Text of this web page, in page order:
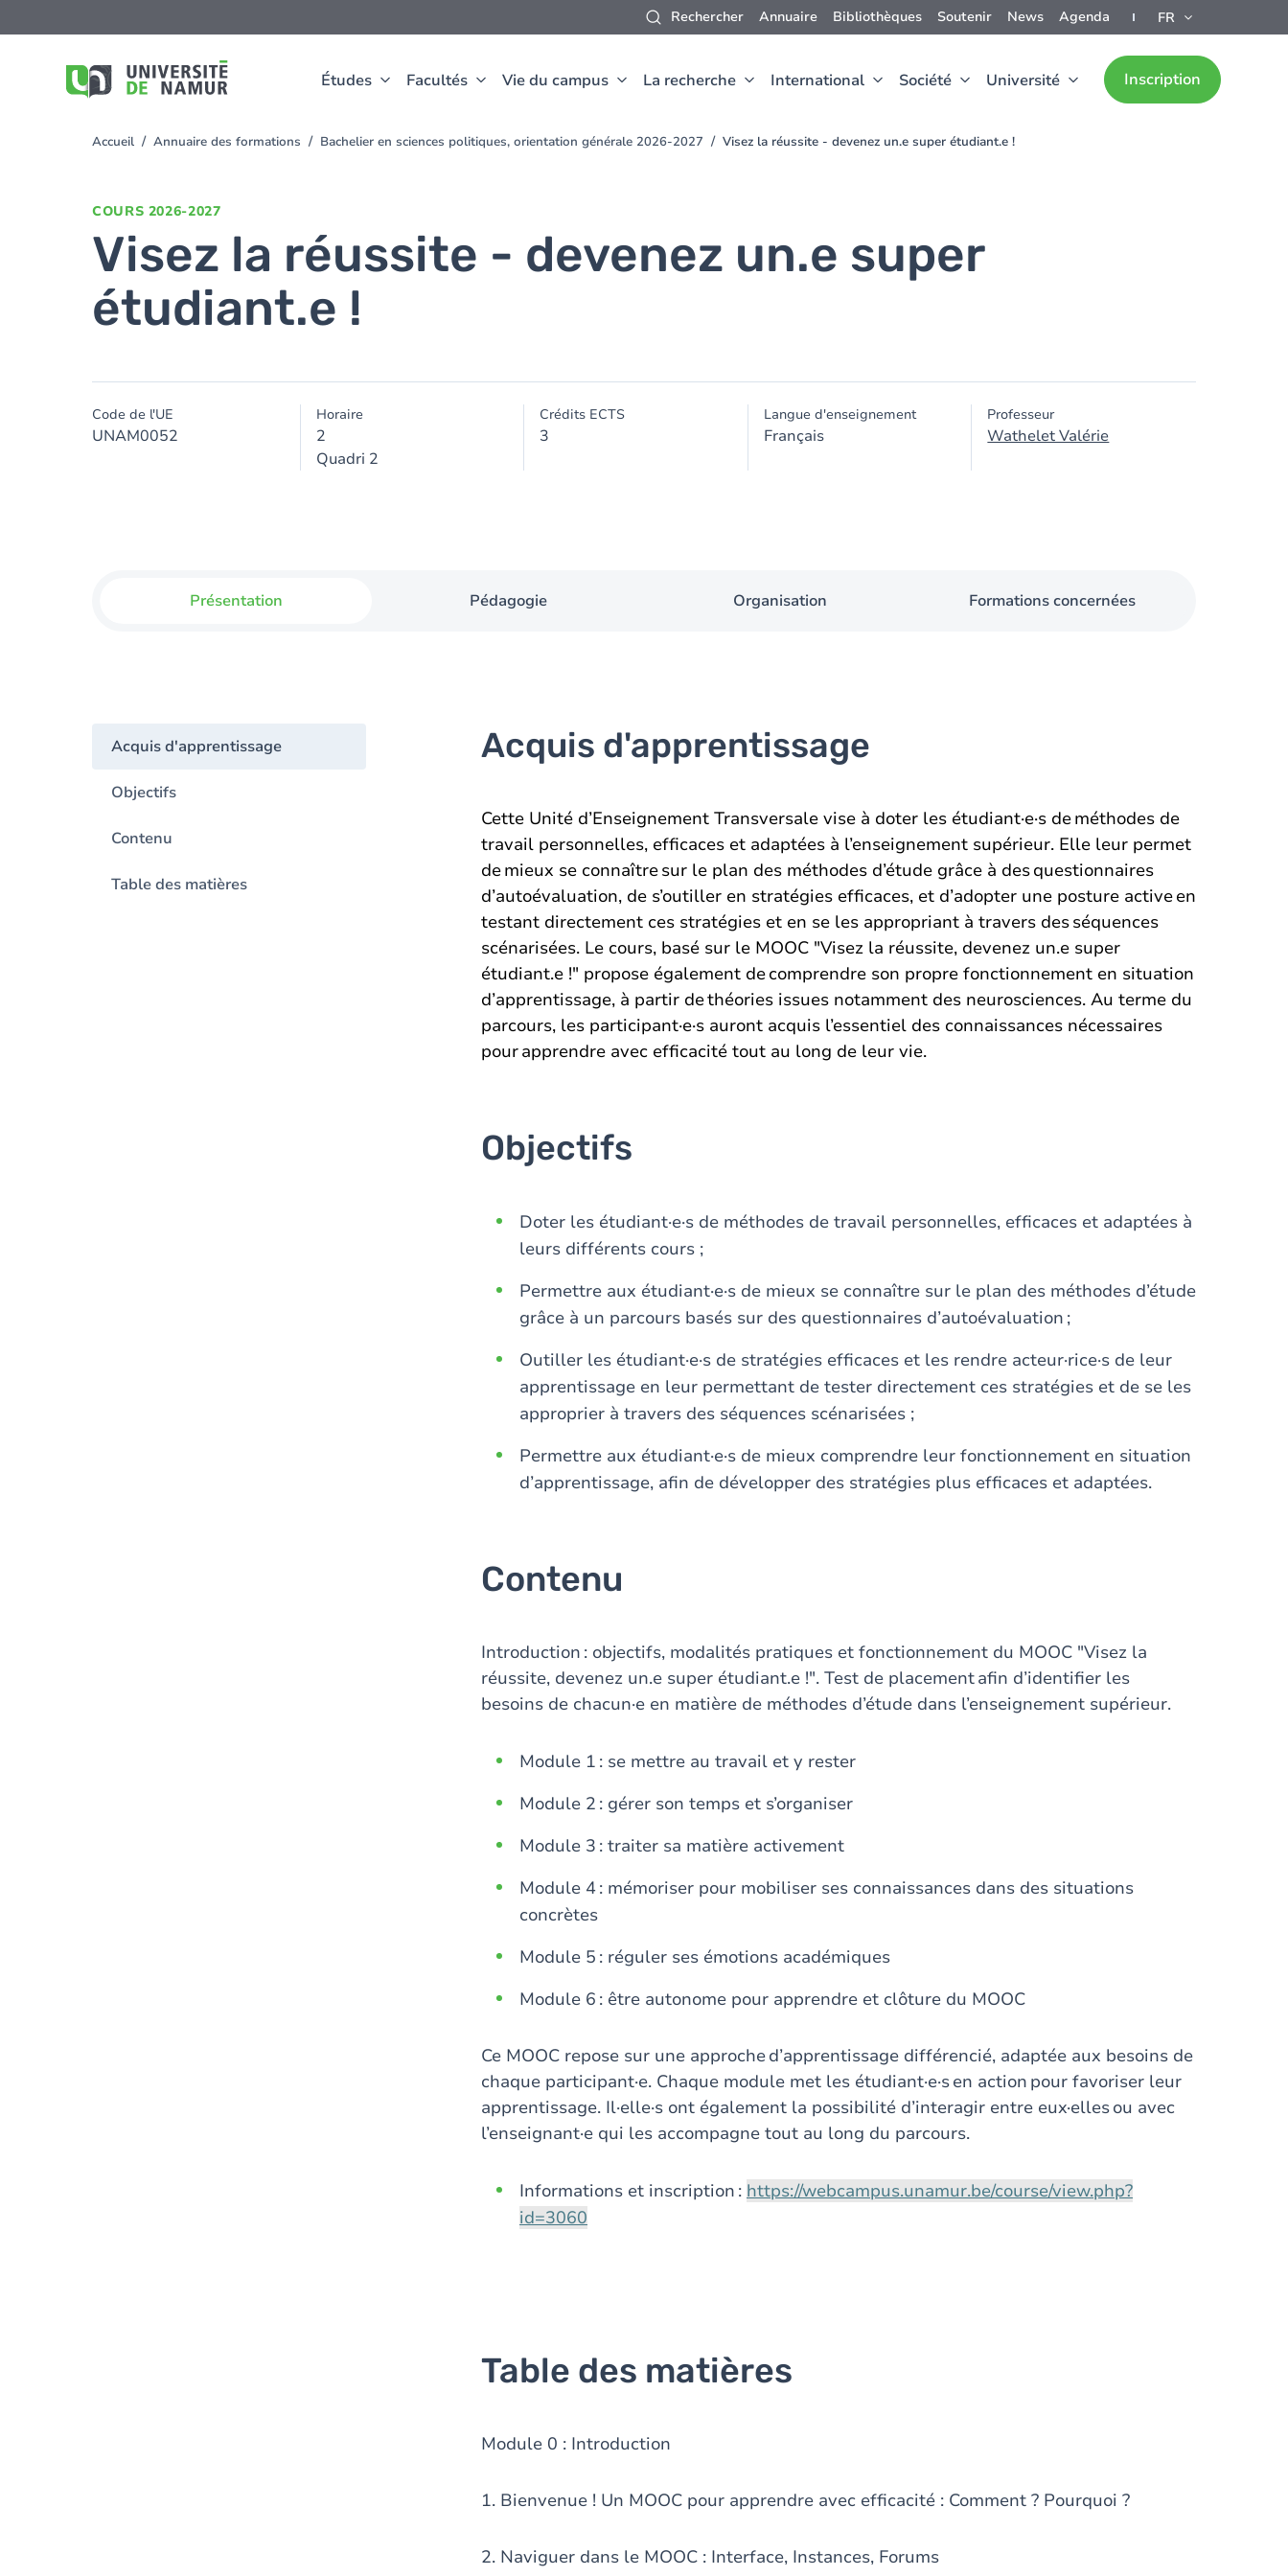
Rechercher Annuaire Bibliothèques Soutenir News Agenda FR
Études Facultés Vie du campus La recherche International Société Université Inscription
au
You
Accueil Annuaire des formations Bachelier en sciences politiques, orientation générale 2026-2027 Visez la réussite - devenez un.e super étudiant.e !
COURS 2026-2027
Visez la réussite - devenez un.e super
étudiant.e !
Code de l'UE
UNAM0052
Horaire
2
Quadri 2
Crédits ECTS
3
Langue d'enseignement
Français
Professeur
Wathelet Valérie
Présentation Pédagogie Organisation Formations concernées
Acquis d'apprentissage
Objectifs
Contenu
Table des matières
Acquis d'apprentissage
Cette Unité d’Enseignement Transversale vise à doter les étudiant·e·s de méthodes de
travail personnelles, efficaces et adaptées à l’enseignement supérieur. Elle leur permet
de mieux se connaître sur le plan des méthodes d’étude grâce à des questionnaires
d’autoévaluation, de s’outiller en stratégies efficaces, et d’adopter une posture active en
testant directement ces stratégies et en se les appropriant à travers des séquences
scénarisées. Le cours, basé sur le MOOC "Visez la réussite, devenez un.e super
étudiant.e !" propose également de comprendre son propre fonctionnement en situation
d’apprentissage, à partir de théories issues notamment des neurosciences. Au terme du
parcours, les participant·e·s auront acquis l’essentiel des connaissances nécessaires
pour apprendre avec efficacité tout au long de leur vie.
Objectifs
Doter les étudiant·e·s de méthodes de travail personnelles, efficaces et adaptées à
leurs différents cours ;
Permettre aux étudiant·e·s de mieux se connaître sur le plan des méthodes d’étude
grâce à un parcours basés sur des questionnaires d’autoévaluation ;
Outiller les étudiant·e·s de stratégies efficaces et les rendre acteur·rice·s de leur
apprentissage en leur permettant de tester directement ces stratégies et de se les
approprier à travers des séquences scénarisées ;
Permettre aux étudiant·e·s de mieux comprendre leur fonctionnement en situation
d’apprentissage, afin de développer des stratégies plus efficaces et adaptées.
Contenu
Introduction : objectifs, modalités pratiques et fonctionnement du MOOC "Visez la
réussite, devenez un.e super étudiant.e !". Test de placement afin d’identifier les
besoins de chacun·e en matière de méthodes d’étude dans l’enseignement supérieur.
Module 1 : se mettre au travail et y rester
Module 2 : gérer son temps et s’organiser
Module 3 : traiter sa matière activement
Module 4 : mémoriser pour mobiliser ses connaissances dans des situations
concrètes
Module 5 : réguler ses émotions académiques
Module 6 : être autonome pour apprendre et clôture du MOOC
Ce MOOC repose sur une approche d’apprentissage différencié, adaptée aux besoins de
chaque participant·e. Chaque module met les étudiant·e·s en action pour favoriser leur
apprentissage. Il·elle·s ont également la possibilité d’interagir entre eux·elles ou avec
l’enseignant·e qui les accompagne tout au long du parcours.
Informations et inscription : https://webcampus.unamur.be/course/view.php?
id=3060
Table des matières
Module 0 : Introduction
1. Bienvenue ! Un MOOC pour apprendre avec efficacité : Comment ? Pourquoi ?
2. Naviguer dans le MOOC : Interface, Instances, Forums